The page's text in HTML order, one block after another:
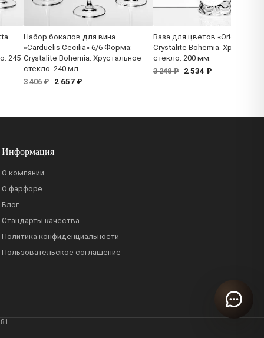
245
Набор бокалов для вина
«Carduelis Cecilia» 6/6 Форма:
Crystalite Bohemia. Хрустальное
стекло. 240 мл.
3 406 ₽
2 657 ₽
Ваза для цветов «Orion»
Crystalite Bohemia.
стекло. 200 мм.
3 248 ₽
2 534 ₽
Информация
О компании
О фарфоре
Блог
Стандарты качества
Политика конфиденциальности
Пользовательское соглашение